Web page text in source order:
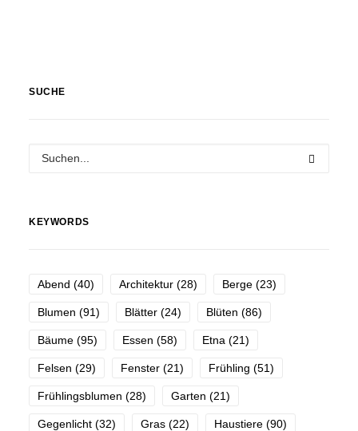
SUCHE
KEYWORDS
Abend (40) Architektur (28) Berge (23)
Blumen (91) Blätter (24) Blüten (86)
Bäume (95) Essen (58) Etna (21)
Felsen (29) Fenster (21) Frühling (51)
Frühlingsblumen (28) Garten (21)
Gegenlicht (32) Gras (22) Haustiere (90)